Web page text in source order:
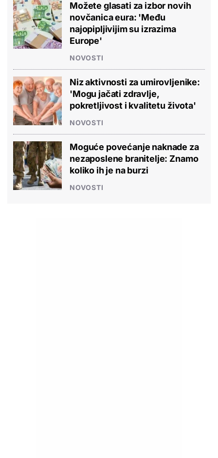
Možete glasati za izbor novih
novčanica eura: 'Među
najopipljivijim su izrazima
Europe'
NOVOSTI
Niz aktivnosti za umirovljenike:
'Mogu jačati zdravlje,
pokretljivost i kvalitetu života'
NOVOSTI
Moguće povećanje naknade za
nezaposlene branitelje: Znamo
koliko ih je na burzi
NOVOSTI